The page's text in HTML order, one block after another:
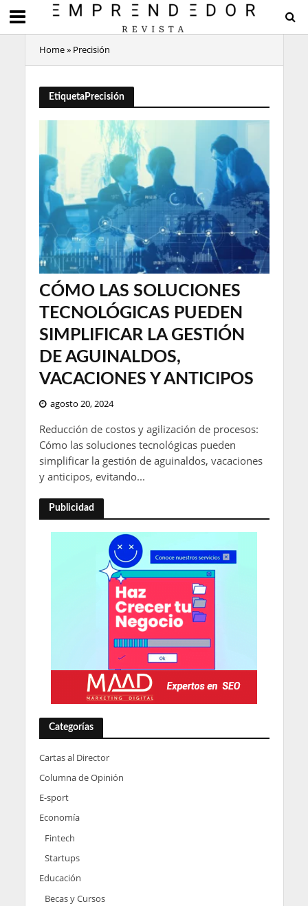
Home» Precisión
EtiquetaPrecisión
CÓMO LAS SOLUCIONES
TECNOLÓGICAS PUEDEN
SIMPLIFICAR LA GESTIÓN
DE AGUINALDOS,
VACACIONES Y ANTICIPOS
agosto 20, 2024
Reducción de costos y agilización de procesos:
Cómo las soluciones tecnológicas pueden
simplificar la gestión de aguinaldos, vacaciones
y anticipos, evitando...
Publicidad
Categorías
Cartas al Director
Columna de Opinión
E-sport
Economía
Fintech
Startups
Educación
Becas y Cursos